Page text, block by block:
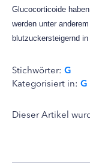
Glucocorticoide
werden unter
blutzuckersteigernd
Stichwörter: G
Kategorisiert in: G
Dieser Artikel